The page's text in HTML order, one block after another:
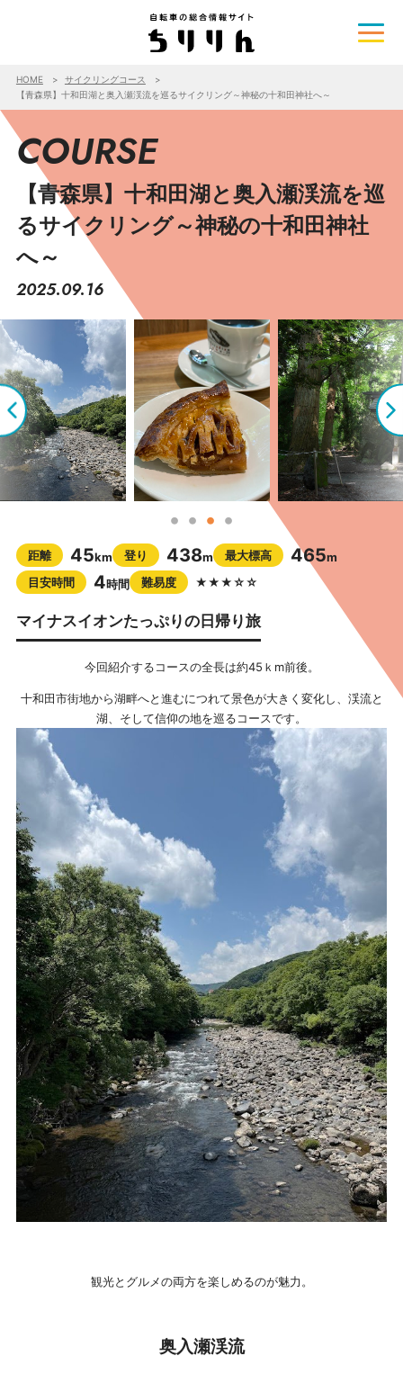
HOME
サイクリングコース
【青森県】十和田湖と奥入瀬渓流を巡るサイクリング～神秘の十和田神社へ～
COURSE
【青森県】十和田湖と奥入瀬渓流を巡
るサイクリング～神秘の十和田神社
へ～
2025.09.16
距離 45km 登り 438m 最大標高 465m
目安時間
4時間 難易度 ★★★☆☆
マイナスイオンたっぷりの日帰り旅
今回紹介するコースの全長は約45ｋm前後。
十和田市街地から湖畔へと進むにつれて景色が大きく変化し、渓流と
湖、そして信仰の地を巡るコースです。
観光とグルメの両方を楽しめるのが魅力。
奥入瀬渓流